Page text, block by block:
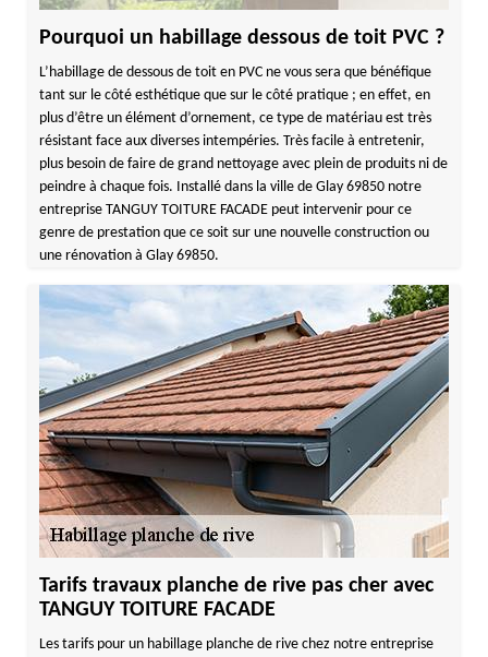
Pourquoi un habillage dessous de toit PVC ?
L’habillage de dessous de toit en PVC ne vous sera que bénéfique
tant sur le côté esthétique que sur le côté pratique ; en effet, en
plus d’être un élément d’ornement, ce type de matériau est très
résistant face aux diverses intempéries. Très facile à entretenir,
plus besoin de faire de grand nettoyage avec plein de produits ni de
peindre à chaque fois. Installé dans la ville de Glay 69850 notre
entreprise TANGUY TOITURE FACADE peut intervenir pour ce
genre de prestation que ce soit sur une nouvelle construction ou
une rénovation à Glay 69850.
Tarifs travaux planche de rive pas cher avec
TANGUY TOITURE FACADE
Les tarifs pour un habillage planche de rive chez notre entreprise